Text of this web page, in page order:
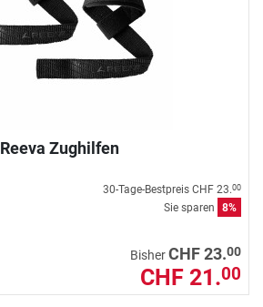
Reeva Zughilfen
30-Tage-Bestpreis CHF 23.00
Sie sparen 8%
BisherCHF 23.00
CHF 21.00